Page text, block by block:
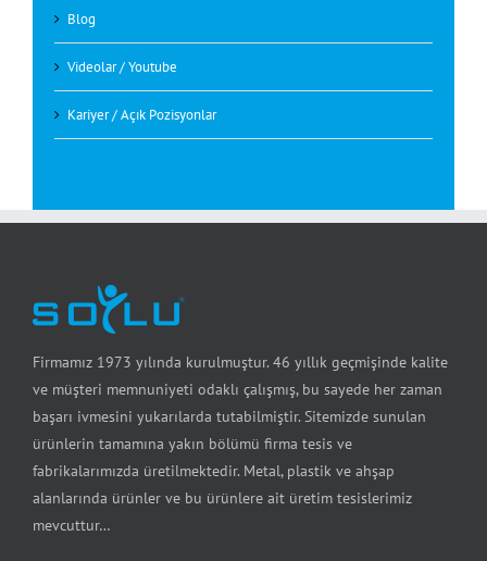
Blog
Videolar / Youtube
Kariyer / Açık Pozisyonlar
Firmamız 1973 yılında kurulmuştur. 46 yıllık geçmişinde kalite
ve müşteri memnuniyeti odaklı çalışmış, bu sayede her zaman
başarı ivmesini yukarılarda tutabilmiştir. Sitemizde sunulan
ürünlerin tamamına yakın bölümü firma tesis ve
fabrikalarımızda üretilmektedir. Metal, plastik ve ahşap
alanlarında ürünler ve bu ürünlere ait üretim tesislerimiz
mevcuttur…